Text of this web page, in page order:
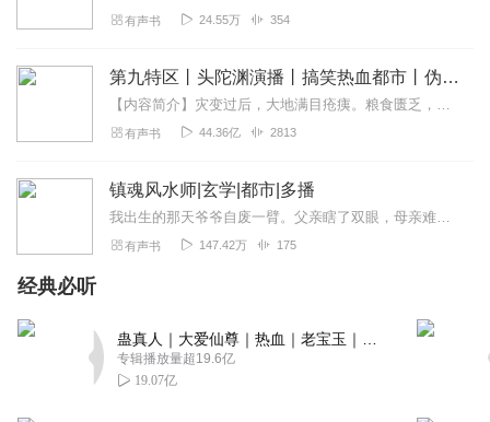
主播大大演播的好有特色，嗯，故事超好听，一口气听完。
2023-09-14
大王听集下讲故事
2023-09-10
听gui故事
非常到位
磊磊一号_努力版
有声书 24.55万 354
第九特区丨头陀渊演播丨搞笑热血都市丨伪戒丨VIP免费多人有声剧
【内容简介】灾变过后，大地满目疮痍。粮食匮乏，资源紧俏，局势混乱……一位从待规划区杀出来的青年，背对着漫天黄沙，孤身来到九区谋生，却不曾想偶然结识三五好友，一念...
有声书 44.36亿 2813
镇魂风水师|玄学|都市|多播
我出生的那天爷爷自废一臂。父亲瞎了双眼，母亲难产而死。
有声书 147.42万 175
经典必听
专辑播放量超19.6亿
19.07亿